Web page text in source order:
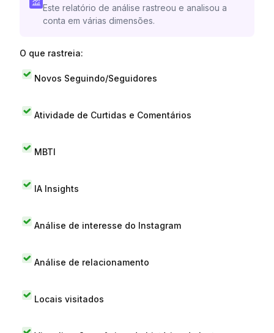
Este relatório de análise rastreou e analisou a
conta em várias dimensões.
O que rastreia:
Novos Seguindo/Seguidores
Atividade de Curtidas e Comentários
MBTI
IA Insights
Análise de interesse do Instagram
Análise de relacionamento
Locais visitados